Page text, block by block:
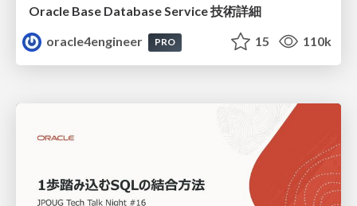
Oracle Base Database Service 技術詳細
oracle4engineer
PRO 15 110k